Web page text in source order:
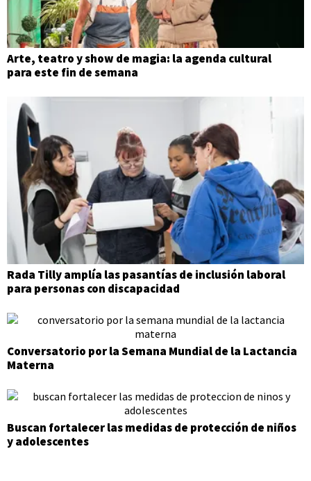
Arte, teatro y show de magia: la agenda cultural
para este fin de semana
Rada Tilly amplía las pasantías de inclusión laboral
para personas con discapacidad
Conversatorio por la Semana Mundial de la Lactancia
Materna
Buscan fortalecer las medidas de protección de niños
y adolescentes